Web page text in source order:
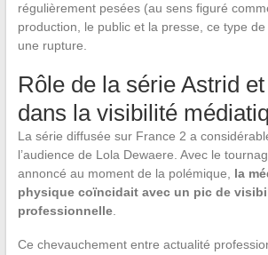
régulièrement pesées (au sens figuré
production, le public et la presse, ce type
une rupture.
Rôle de la série Astrid
dans la visibilité
La série diffusée sur France 2 a
l’audience de Lola Dewaere. Avec le
annoncé au moment de la polémique, la
physique coïncidait avec un pic de
professionnelle.
Ce chevauchement entre actualité